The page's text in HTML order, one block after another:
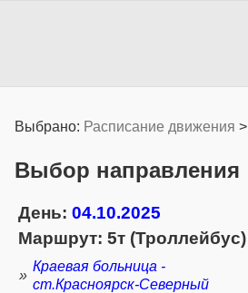
Выбрано: Расписание движения >
Выбор направления
День: 04.10.2025
Маршрут: 5т (Троллейбус)
»
Краевая больница -
ст.Красноярск-Северный